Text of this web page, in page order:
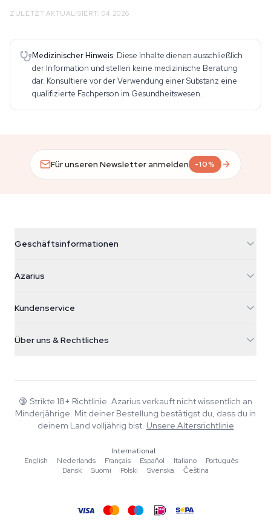
ZULETZT AKTUALISIERT: 04.2026
Medizinischer Hinweis. Diese Inhalte dienen ausschließlich
der Information und stellen keine medizinische Beratung
dar. Konsultiere vor der Verwendung einer Substanz eine
qualifizierte Fachperson im Gesundheitswesen.
Für unseren Newsletter anmelden -10%
Geschäftsinformationen
Galvaniweg 11
Nederland
+31(0)204897914
Azarius
Smokeshop
Kundenservice
FAQ
Datenschutzrichtlinie
Über uns & Rechtliches
Wiki
Blog
Musik
Redaktionelle Standards
Tools & Rechner
🔞 Strikte 18+ Richtlinie. Azarius verkauft nicht wissentlich an
Minderjährige. Mit deiner Bestellung bestätigst du, dass du in
deinem Land volljährig bist. Unsere Altersrichtlinie
International
English
·Nederlands ·Français ·Español ·Italiano ·Português
·
Dansk
·Suomi ·Polski ·Svenska ·Čeština